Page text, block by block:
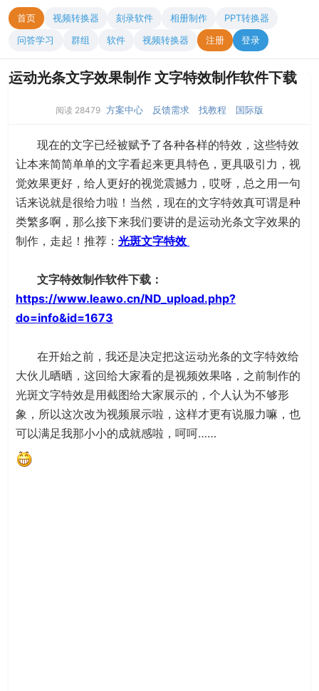
首页 视频转换器 刻录软件 相册制作
PPT转换器
问答学习
群组 软件 视频转换器 注册 登录
运动光条文字效果制作 文字特效制作软件下载
阅读 28479 方案中心 反馈需求 找教程 国际版
现在的文字已经被赋予了各种各样的特效，这些特效
让本来简简单单的文字看起来更具特色，更具吸引力，视
觉效果更好，给人更好的视觉震撼力，哎呀，总之用一句
话来说就是很给力啦！当然，现在的文字特效真可谓是种
类繁多啊，那么接下来我们要讲的是运动光条文字效果的
制作，走起！推荐： 光斑文字特效
文字特效制作软件下载：
https://www.leawo.cn/ND_upload.php?
do=info&id=1673
在开始之前，我还是决定把这运动光条的文字特效给
大伙儿晒晒，这回给大家看的是视频效果咯，之前制作的
光斑文字特效是用截图给大家展示的，个人认为不够形
象，所以这次改为视频展示啦，这样才更有说服力嘛，也
可以满足我那小小的成就感啦，呵呵……